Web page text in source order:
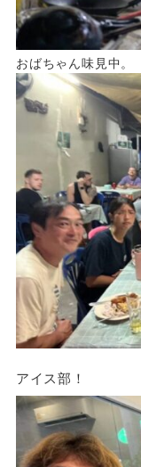
おばちゃん味見中。
アイス部！